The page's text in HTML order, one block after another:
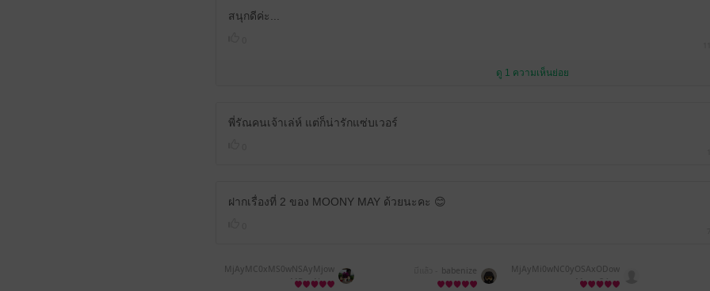
สนุกดีค่ะ...
ดู 1 ความเห็นย่อย
พี่รัณคนเจ้าเล่ห์ แต่ก็น่ารักแซ่บเวอร์
ฝากเรื่องที่ 2 ของ MOONY MAY ด้วยนะคะ 😊
MjAyMC0xMS0wNSAyMjow
MDoxNg==
babenize
MjAyMi0wNC0yOSAxODow
MzowOA==